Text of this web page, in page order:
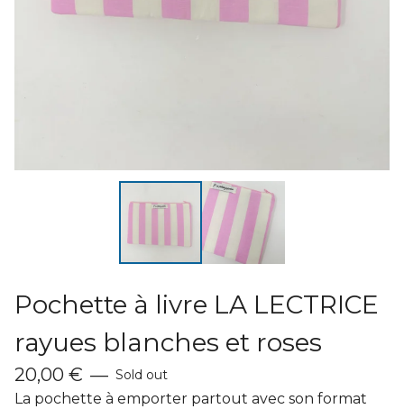
Pochette à livre LA LECTRICE
rayues blanches et roses
20,00 € — Sold out
La pochette à emporter partout avec son format